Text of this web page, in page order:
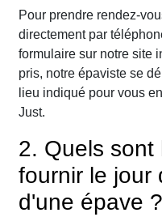
Pour prendre rendez-
directement par
formulaire sur notre site
pris, notre épaviste se
lieu indiqué pour vous
Just.
2. Quels sont
fournir le jour
d'une épave ?